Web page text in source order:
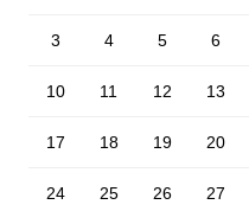
3 4 5 6
10 11 12 13
17 18 19 20
24 25 26 27